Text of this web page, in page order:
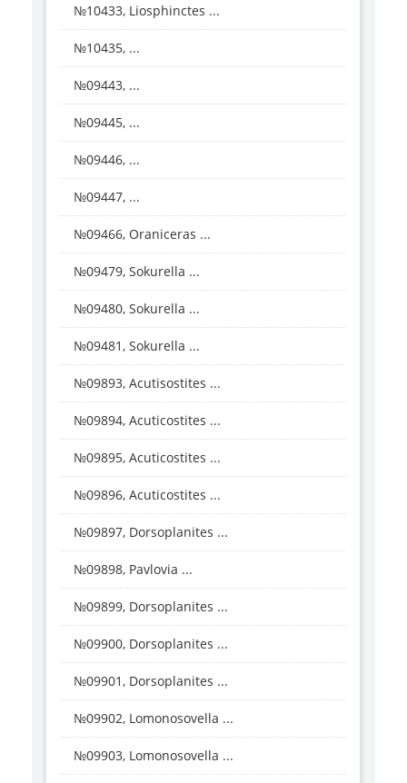
№10433, Liosphinctes ...
№10435, ...
№09443, ...
№09445, ...
№09446, ...
№09447, ...
№09466, Oraniceras ...
№09479, Sokurella ...
№09480, Sokurella ...
№09481, Sokurella ...
№09893, Acutisostites ...
№09894, Acuticostites ...
№09895, Acuticostites ...
№09896, Acuticostites ...
№09897, Dorsoplanites ...
№09898, Pavlovia ...
№09899, Dorsoplanites ...
№09900, Dorsoplanites ...
№09901, Dorsoplanites ...
№09902, Lomonosovella ...
№09903, Lomonosovella ...